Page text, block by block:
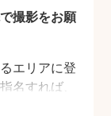
さいませ。
撮影をお願
エリアに登
名すれば、